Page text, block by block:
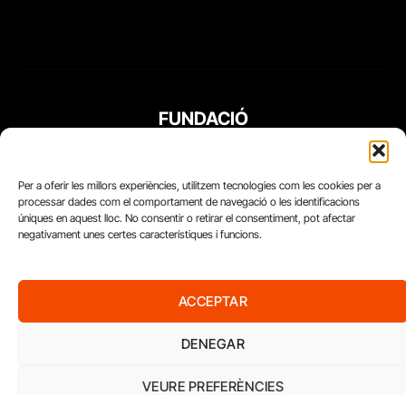
Per a oferir les millors experiències, utilitzem tecnologies com les cookies per a
processar dades com el comportament de navegació o les identificacions
úniques en aquest lloc. No consentir o retirar el consentiment, pot afectar
negativament unes certes característiques i funcions.
ACCEPTAR
DENEGAR
VEURE PREFERÈNCIES
FUNDACIÓ